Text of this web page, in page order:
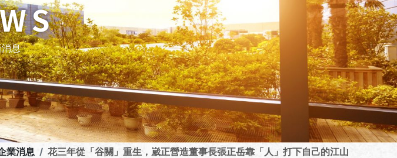
息
業消息 花三年從「谷關」重生，崴正營造董事長張正岳靠「人」打下自己的江山